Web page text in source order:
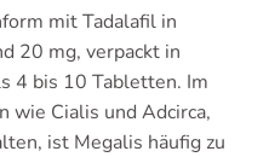
mit Tadalafil in
20 mg, verpackt in
4 bis 10 Tabletten. Im
wie Cialis und Adcirca,
ist Megalis häufig zu